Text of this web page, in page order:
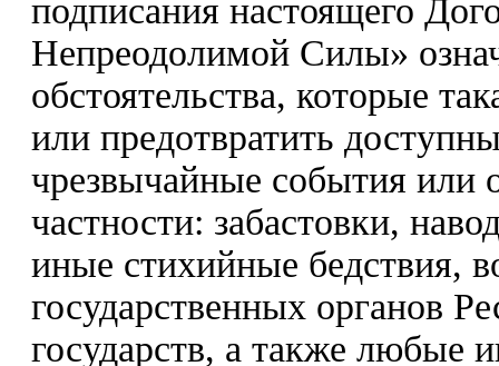
подписания настоящего
Непреодолимой Силы»
обстоятельства, которые
или предотвратить
чрезвычайные события или
частности: забастовки,
иные стихийные бедствия,
государственных органов
государств, а также любые